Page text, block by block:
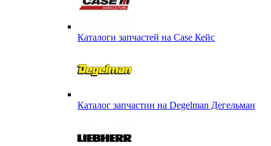
Каталоги запчастей на Case Кейс
Каталог запчастин на Degelman Дегельман